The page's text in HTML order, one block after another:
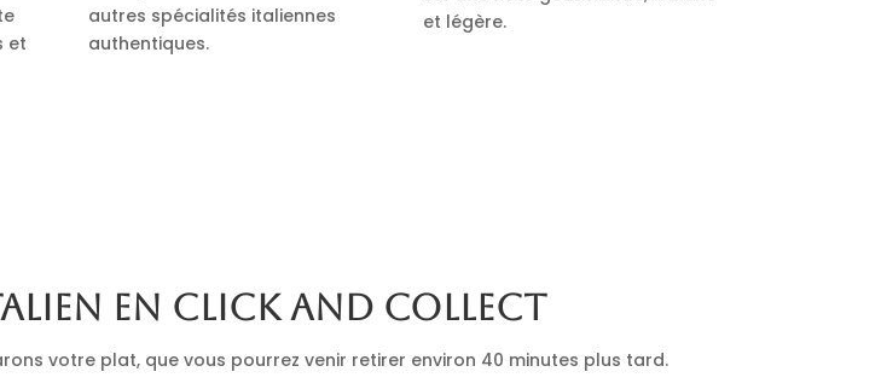
et
autres spécialités italiennes
authentiques.
et légère.
en click and collect
votre plat, que vous pourrez venir retirer environ 40 minutes plus tard.